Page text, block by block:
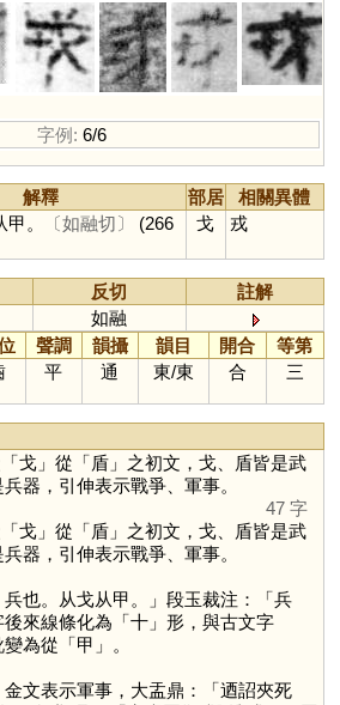
字例: 6/6
解釋 部居
相關異體
。 〔如融切〕
(266
戈 戎
反切
註解
如融
聲調 韻攝 韻目 開合
等第
平 通 東/東 合 三
戈」從「盾」之初文，戈、盾皆是武
器，引伸表示戰爭、軍事。
47 字
戈」從「盾」之初文，戈、盾皆是武
器，引伸表示戰爭、軍事。
。从戈从甲。」段玉裁注：「兵
後來線條化為「十」形，與古文字
變為從「甲 」。
表示軍事，大盂鼎：「迺詔夾死